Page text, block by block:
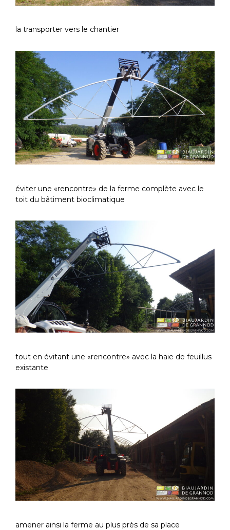
la transporter vers le chantier
éviter une «rencontre» de la ferme complète avec le
toit du bâtiment bioclimatique
tout en évitant une «rencontre» avec la haie de feuillus
existante
amener ainsi la ferme au plus près de sa place